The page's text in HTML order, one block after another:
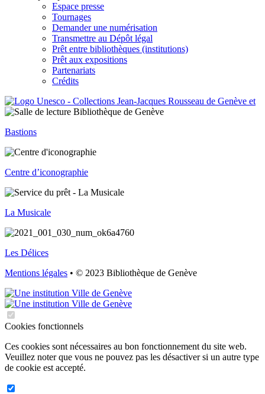
Espace presse
Tournages
Demander une numérisation
Transmettre au Dépôt légal
Prêt entre bibliothèques (institutions)
Prêt aux expositions
Partenariats
Crédits
Bastions
Centre d’iconographie
La Musicale
Les Délices
Mentions légales • © 2023 Bibliothèque de Genève
Cookies fonctionnels
Ces cookies sont nécessaires au bon fonctionnement du site web.
Veuillez noter que vous ne pouvez pas les désactiver si un autre type
de cookie est accepté.